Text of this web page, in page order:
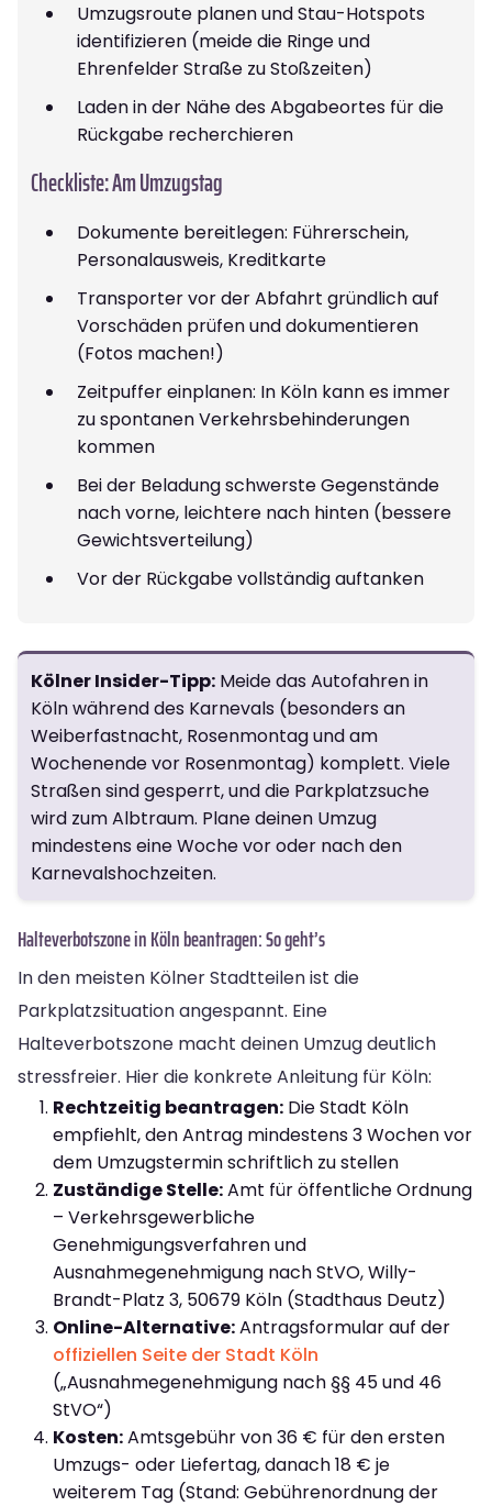
Umzugsroute planen und Stau-Hotspots
identifizieren (meide die Ringe und
Ehrenfelder Straße zu Stoßzeiten)
Laden in der Nähe des Abgabeortes für die
Rückgabe recherchieren
Checkliste: Am Umzugstag
Dokumente bereitlegen: Führerschein,
Personalausweis, Kreditkarte
Transporter vor der Abfahrt gründlich auf
Vorschäden prüfen und dokumentieren
(Fotos machen!)
Zeitpuffer einplanen: In Köln kann es immer
zu spontanen Verkehrsbehinderungen
kommen
Bei der Beladung schwerste Gegenstände
nach vorne, leichtere nach hinten (bessere
Gewichtsverteilung)
Vor der Rückgabe vollständig auftanken
Kölner Insider-Tipp: Meide das Autofahren in
Köln während des Karnevals (besonders an
Weiberfastnacht, Rosenmontag und am
Wochenende vor Rosenmontag) komplett. Viele
Straßen sind gesperrt, und die Parkplatzsuche
wird zum Albtraum. Plane deinen Umzug
mindestens eine Woche vor oder nach den
Karnevalshochzeiten.
Halteverbotszone in Köln beantragen: So geht’s
In den meisten Kölner Stadtteilen ist die
Parkplatzsituation angespannt. Eine
Halteverbotszone macht deinen Umzug deutlich
stressfreier. Hier die konkrete Anleitung für Köln:
Rechtzeitig beantragen: Die Stadt Köln
empfiehlt, den Antrag mindestens 3 Wochen vor
dem Umzugstermin schriftlich zu stellen
Zuständige Stelle:Amt für öffentliche Ordnung
– Verkehrsgewerbliche
Genehmigungsverfahren und
Ausnahmegenehmigung nach StVO, Willy-
Brandt-Platz 3, 50679 Köln (Stadthaus Deutz)
Online-Alternative:Antragsformular auf der
offiziellen Seite der Stadt Köln
(„Ausnahmegenehmigung nach §§ 45 und 46
StVO“)
Kosten:Amtsgebühr von 36 € für den ersten
Umzugs- oder Liefertag, danach 18 € je
weiterem Tag (Stand: Gebührenordnung der